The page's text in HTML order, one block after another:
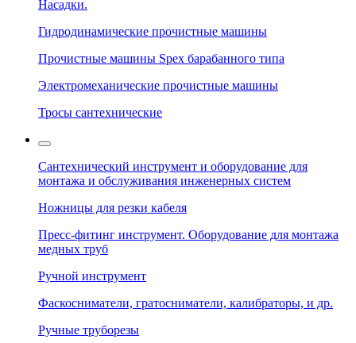
Насадки.
Гидродинамические прочистные машины
Прочистные машины Spex барабанного типа
Электромеханические прочистные машины
Тросы сантехнические
Сантехнический инструмент и оборудование для
монтажа и обслуживания инженерных систем
Ножницы для резки кабеля
Пресс-фитинг инструмент. Оборудование для монтажа
медных труб
Ручной инструмент
Фаскосниматели, гратосниматели, калибраторы, и др.
Ручные труборезы